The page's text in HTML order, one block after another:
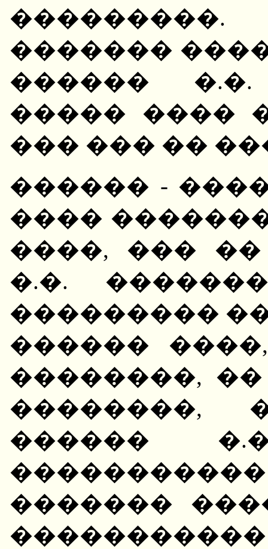
�������
������ �.�.
����� ����
��� ��� ��
������ -
����
����, ���
�.�.
���������
������
��������,
��������,
������
�������